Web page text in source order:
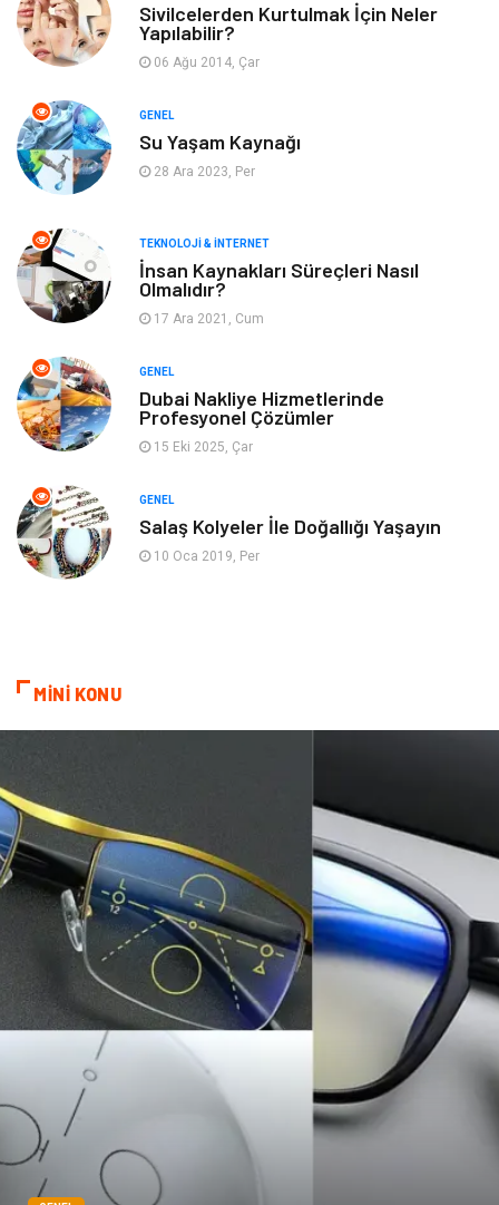
Giyim
Yeme & İçme
Keyif & Hobi Organizasyon
Gayrimenkul Spor
Finans& Ekonomi Anne & Çocuk
Genel Kültür
Ev İşleri
Mobilya
Astroloji
Pet Malzemeleri
Sivilcelerden Kurtulmak İçin Neler
Yapılabilir?
06 Ağu 2014, Çar
GENEL
Su Yaşam Kaynağı
28 Ara 2023, Per
TEKNOLOJI & İNTERNET
İnsan Kaynakları Süreçleri Nasıl
Olmalıdır?
17 Ara 2021, Cum
GENEL
Dubai Nakliye Hizmetlerinde
Profesyonel Çözümler
15 Eki 2025, Çar
GENEL
Salaş Kolyeler İle Doğallığı Yaşayın
10 Oca 2019, Per
MİNİ KONU